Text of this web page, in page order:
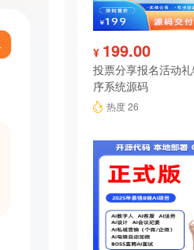
¥ 199.00
投票分享报名活动
序系统源码
热度 26